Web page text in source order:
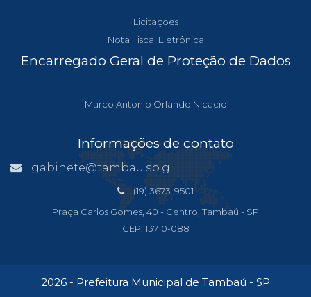
Licitações
Nota Fiscal Eletrônica
Encarregado Geral de Proteção de Dados
Marco Antonio Orlando Nicacio
Informações de contato
gabinete@tambau.sp.gov.br
(19) 3673-9501
Praça Carlos Gomes, 40 - Centro, Tambaú - SP
CEP: 13710-088
2026 - Prefeitura Municipal de Tambaú - SP